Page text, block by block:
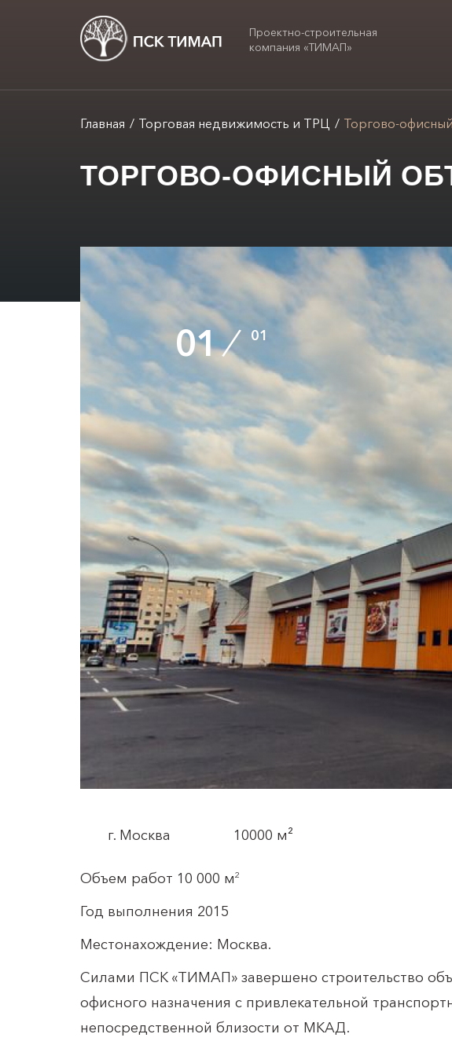
Проектно-строительная
компания «ТИМАП»
Главная Торговая недвижимость и ТРЦ Торгово-
ТОРГОВО-ОФИСНЫЙ
01/ 01
г. Москва 10000 м²
Объем работ 10 000 м2
Год выполнения 2015
Местонахождение: Москва.
Силами ПСК «ТИМАП» завершено строительство
офисного назначения с привлекательной
непосредственной близости от МКАД.